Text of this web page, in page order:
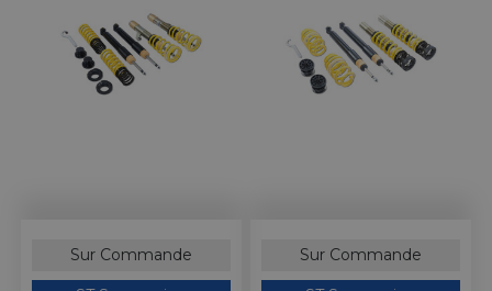
Sur Commande Sur Commande